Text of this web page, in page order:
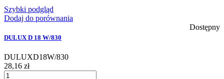
Szybki podgląd
Dodaj do porównania
Dostępny
DULUX D 18 W/830
DULUXD18W/830
28,16 zł